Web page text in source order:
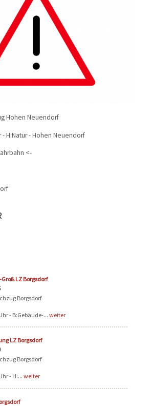
Hohen Neuendorf
- H:Natur - Hohen Neuendorf
<-
LZ Borgsdorf
Borgsdorf
- B:Gebäude-... weiter
LZ Borgsdorf
Borgsdorf
- H:... weiter